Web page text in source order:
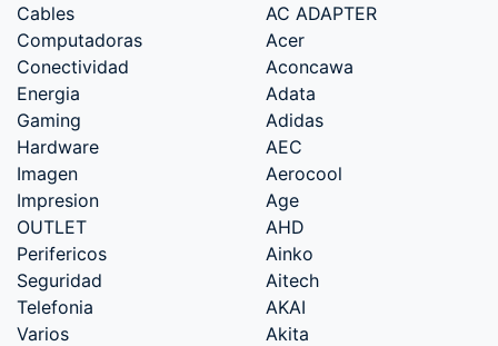
Cables
Computadoras
Conectividad
Energia
Gaming
Hardware
Imagen
Impresion
OUTLET
Perifericos
Seguridad
Telefonia
Varios
AC ADAPTER
Acer
Aconcawa
Adata
Adidas
AEC
Aerocool
Age
AHD
Ainko
Aitech
AKAI
Akita